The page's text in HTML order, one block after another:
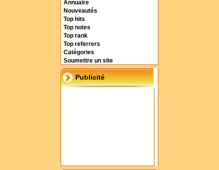
Annuaire
Nouveautés
Top hits
Top notes
Top rank
Top referrers
Catégories
Soumettre un site
Publicité